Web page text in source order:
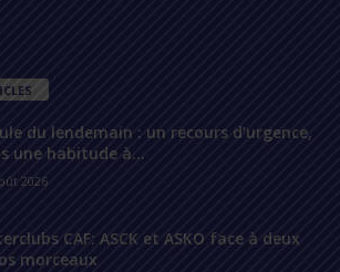
du lendemain : un recours d’urgence,
une habitude à...
2026
CAF: ASCK et ASKO face à deux
morceaux